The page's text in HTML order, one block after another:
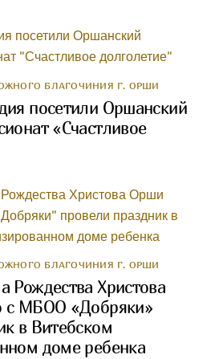
БЛАГОЧИНИЯ Г. ОРШИ
посетили Оршанский
«Счастливое
БЛАГОЧИНИЯ Г. ОРШИ
Рождества Христова
с МБОО «Добряки»
в Витебском
доме ребенка